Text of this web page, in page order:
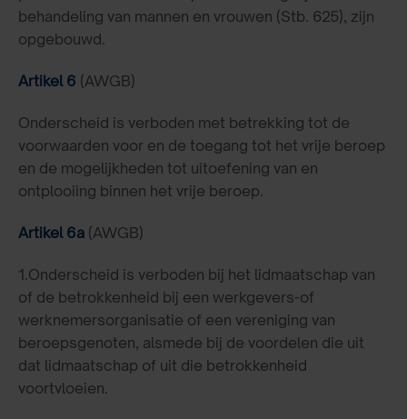
behandeling van mannen en vrouwen (Stb. 625), zijn
opgebouwd.
Artikel 6 (AWGB)
Onderscheid is verboden met betrekking tot de
voorwaarden voor en de toegang tot het vrije beroep
en de mogelijkheden tot uitoefening van en
ontplooiing binnen het vrije beroep.
Artikel 6a (AWGB)
1.Onderscheid is verboden bij het lidmaatschap van
of de betrokkenheid bij een werkgevers-of
werknemersorganisatie of een vereniging van
beroepsgenoten, alsmede bij de voordelen die uit
dat lidmaatschap of uit die betrokkenheid
voortvloeien.